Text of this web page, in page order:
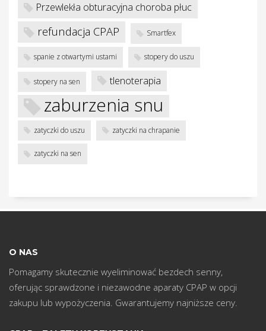
Przewlekła obturacyjna choroba płuc
refundacja CPAP Smartfex
spanie z otwartymi ustami stopery do uszu
stopery na sen tlenoterapia
zaburzenia snu
zatyczki do uszu zatyczki na chrapanie
zatyczki na sen
O NAS
Pomagamy skutecznie wyeliminować bezdech senny,
oferując sprawdzone i niezawodne aparaty CPAP w opcji
zakupu lub wypożyczenia. Gwarantujemy najniższe ceny.